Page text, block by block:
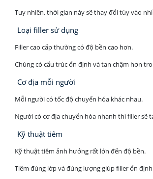
Tuy nhiên, thời gian này sẽ thay đổi tùy vào
Loại filler sử dụng
Filler cao cấp thường có độ bền cao hơn.
Chúng có cấu trúc ổn định và tan chậm hơn
Cơ địa mỗi người
Mỗi người có tốc độ chuyển hóa khác nhau.
Người có cơ địa chuyển hóa nhanh thì filler sẽ
Kỹ thuật tiêm
Kỹ thuật tiêm ảnh hưởng rất lớn đến độ bền.
Tiêm đúng lớp và đúng lượng giúp filler ổn